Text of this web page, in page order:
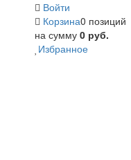
Войти
Корзина0 позиций
на сумму 0 руб.
Избранное